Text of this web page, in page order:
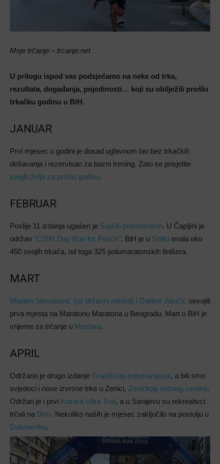
Moje trčanje – trcanje.net
U prilogu ispod vas podsjećamo na neke od trka,
rezultata, događanja, pojedinosti… koji su obilježili prošlu
trkačku godinu u BiH.
JANUAR
Prvi mjesec u godini je dosad uglavnom bio bez trkačkih
dešavanja i rezervisan za bazni trening. Zato se prisjetite
svojih želja za prošlu godinu.
FEBRUAR
Poslije 11 izdanja ugašen je Šujički polumaraton. U Čapljini je
održan “CISM Day Run for Peace”. BiH je u Splitu imala oko
450 svojih trkača, od toga 325 polumaratonskih finišera.
MART
Mladen Stevanović (uz državni rekord) i Dalibor Jovičić osvojili
prva mjesta na Maratonu Maratona u Beogradu. Mart u BiH je
vrijeme za trčanje u Mostaru.
APRIL
Održano je drugo izdanje Gradiškog polumaratona, a bili smo
svjedoci i nove izvrsne trke u Zenici, Zeničkog noćnog cenera.
Održan je i prvi Kozara Ultra Trail, a u Sarajevu su rekreativci
trčali na 5km. Nekoliko naših je mjesec zaključilo na postolju u
Dubrovniku.